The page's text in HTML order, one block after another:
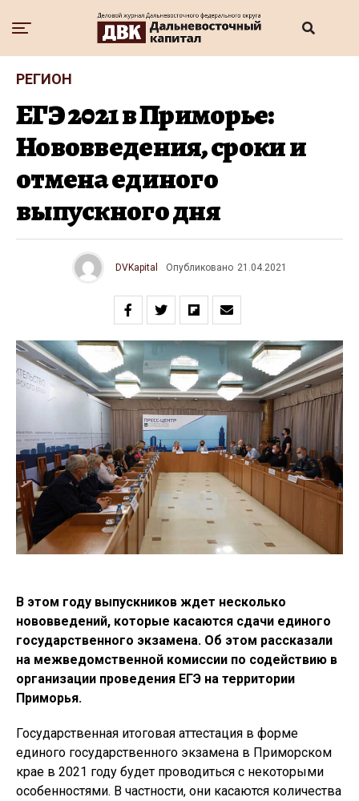
РЕГИОН
ЕГЭ 2021 в Приморье:
Нововведения, сроки и
отмена единого
выпускного дня
DVKapital Опубликовано 21.04.2021
В этом году выпускников ждет несколько
нововведений, которые касаются сдачи единого
государственного экзамена. Об этом рассказали
на межведомственной комиссии по содействию в
организации проведения ЕГЭ на территории
Приморья.
Государственная итоговая аттестация в форме
единого государственного экзамена в Приморском
крае в 2021 году будет проводиться с некоторыми
особенностями. В частности, они касаются количества